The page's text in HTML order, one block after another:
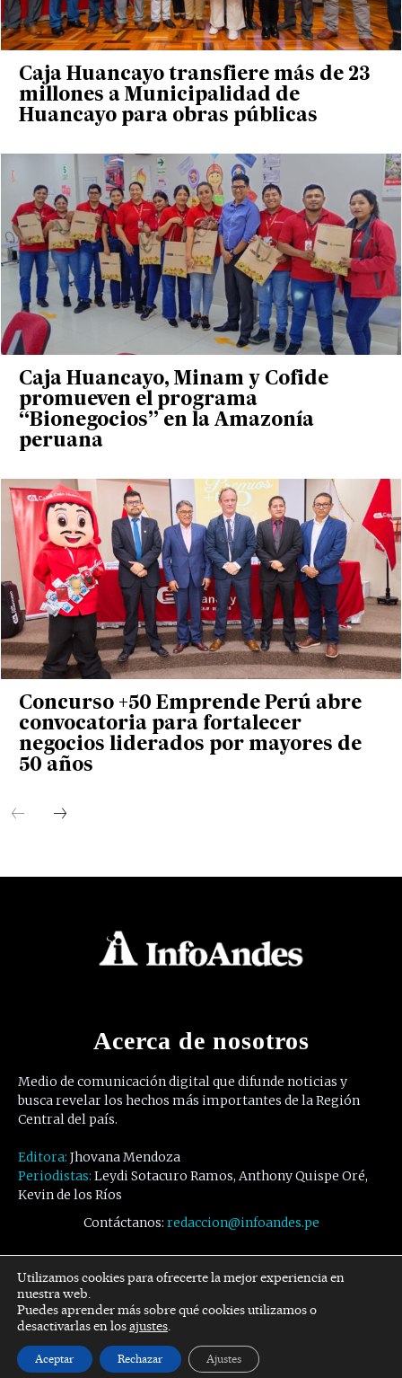
Caja Huancayo transfiere más de 23
millones a Municipalidad de
Huancayo para obras públicas
Caja Huancayo, Minam y Cofide
promueven el programa
“Bionegocios” en la Amazonía
peruana
Concurso +50 Emprende Perú abre
convocatoria para fortalecer
negocios liderados por mayores de
50 años
Acerca de nosotros
Medio de comunicación digital que difunde noticias y
busca revelar los hechos más importantes de la Región
Central del país.
Editora: Jhovana Mendoza
Periodistas: Leydi Sotacuro Ramos, Anthony Quispe Oré,
Kevin de los Ríos
Contáctanos: redaccion@infoandes.pe
Síguenos
Facebook Twitter Youtube
Utilizamos cookies para ofrecerte la mejor experiencia en
nuestra web.
Puedes aprender más sobre qué cookies utilizamos o
desactivarlas en losajustes.
Aceptar Rechazar Ajustes